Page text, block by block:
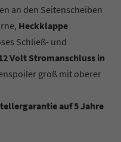
an den Seitenscheiben
Heckklappe
Schließ- und
Volt Stromanschluss in
groß mit oberer
auf 5 Jahre